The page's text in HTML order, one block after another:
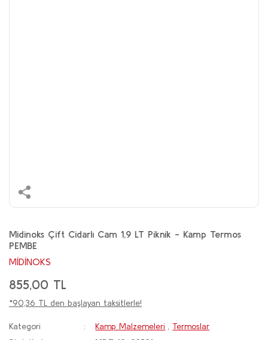
Midinoks Çift Cidarlı Cam 1,9 LT Piknik - Kamp Termos
PEMBE
MİDİNOKS
855,00 TL
*90,36 TL den başlayan taksitlerle!
Kategori Kamp Malzemeleri
Termoslar